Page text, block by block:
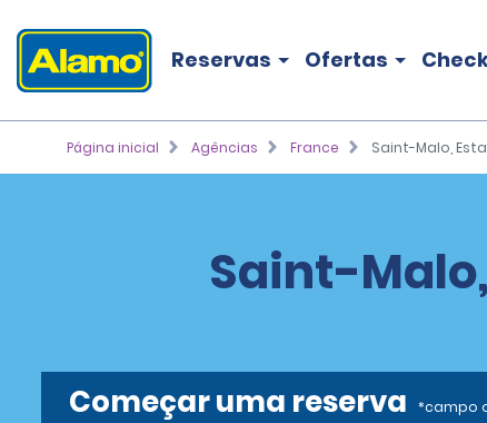
Reservas Ofertas
Página inicial Agências France Saint-Malo,
Saint-
Começar uma reserva *campo